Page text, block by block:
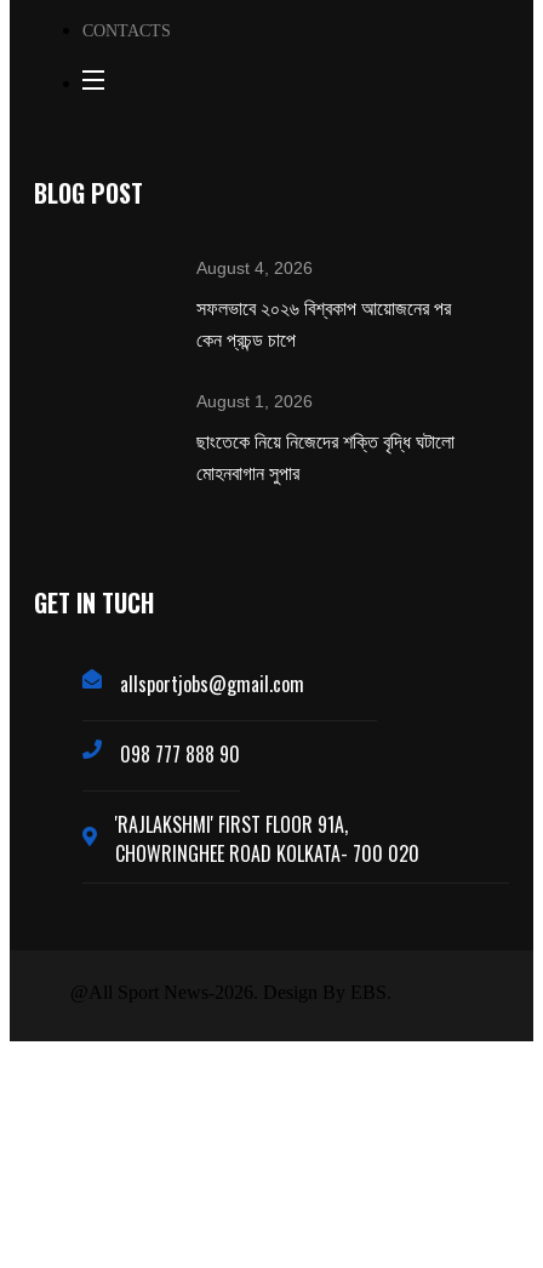
CONTACTS
BLOG POST
August 4, 2026
সফলভাবে ২০২৬ বিশ্বকাপ আয়োজনের পর
কেন প্রচন্ড চাপে
August 1, 2026
ছাংতেকে নিয়ে নিজেদের শক্তি বৃদ্ধি ঘটালো
মোহনবাগান সুপার
GET IN TUCH
allsportjobs@gmail.com
098 777 888 90
'RAJLAKSHMI' FIRST FLOOR 91A,
CHOWRINGHEE ROAD KOLKATA- 700 020
@All Sport News-2026. Design By EBS.